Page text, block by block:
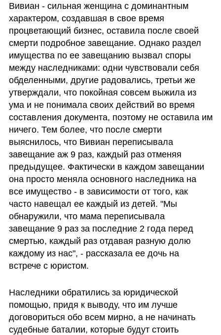
Вивиан - сильная женщина с доминантным
характером, создавшая в свое время
процветающий бизнес, оставила после своей
смерти подробное завещание. Однако раздел
имущества по ее завещанию вызвал споры
между наследниками: одни чувствовали себя
обделенными, другие радовались, третьи же
утверждали, что покойная совсем выжила из
ума и не понимала своих действий во время
составления документа, поэтому не оставила им
ничего. Тем более, что после смерти
выяснилось, что Вивиан переписывала
завещание аж 9 раз, каждый раз отменяя
предыдущее. Фактически в каждом завещании
она просто меняла основного наследника на
все имущество - в зависимости от того, как
часто навещал ее каждый из детей. "Мы
обнаружили, что мама переписывала
завещание 9 раз за последние 2 года перед
смертью, каждый раз отдавая разную долю
каждому из нас", - рассказала ее дочь на
встрече с юристом.
Наследники обратились за юридической
помощью, придя к выводу, что им лучше
договориться обо всем мирно, а не начинать
судебные баталии, которые будут стоить